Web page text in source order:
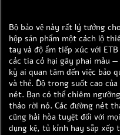
Bộ bảo vệ này rất lý tưởng
hộp sản phẩm một cách lộ
tay và độ ẩm tiếp xúc với
các tia có hại gây phai màu
kỳ ai quan tâm đến việc bảo
và thẻ. Độ trong suốt cao
nét. Bạn có thể chiêm
tháo rời nó. Các đường nét
cũng hài hòa tuyệt đối với
dụng kệ, tủ kính hay sắp xếp